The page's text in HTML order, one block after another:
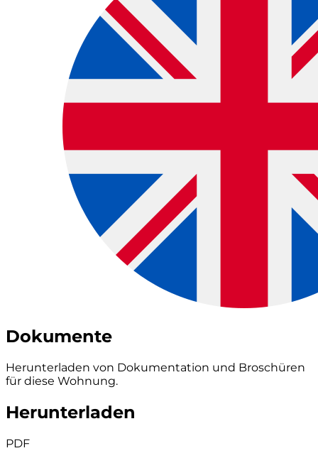
Dokumente
Herunterladen von Dokumentation und Broschüren
für diese Wohnung.
Herunterladen
PDF